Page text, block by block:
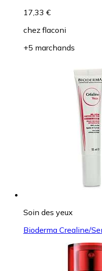
17,33 €
chez flaconi
+5 marchands
Soin des yeux
Bioderma Crealine/